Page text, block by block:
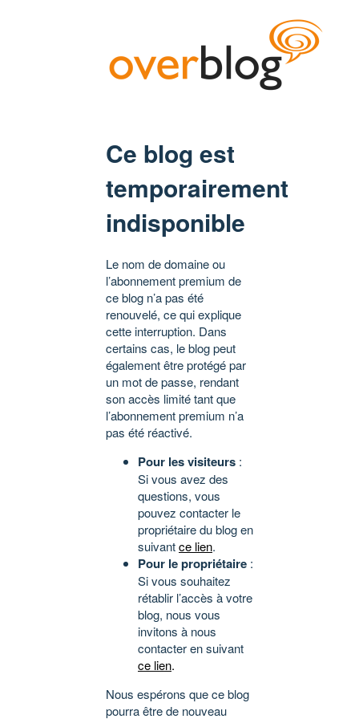
Ce blog est
temporairement
indisponible
Le nom de domaine ou
l’abonnement premium de
ce blog n’a pas été
renouvelé, ce qui explique
cette interruption. Dans
certains cas, le blog peut
également être protégé par
un mot de passe, rendant
son accès limité tant que
l’abonnement premium n’a
pas été réactivé.
Pour les visiteurs :
Si vous avez des
questions, vous
pouvez contacter le
propriétaire du blog en
suivantce lien.
Pour le propriétaire :
Si vous souhaitez
rétablir l’accès à votre
blog, nous vous
invitons à nous
contacter en suivant
ce lien.
Nous espérons que ce blog
pourra être de nouveau